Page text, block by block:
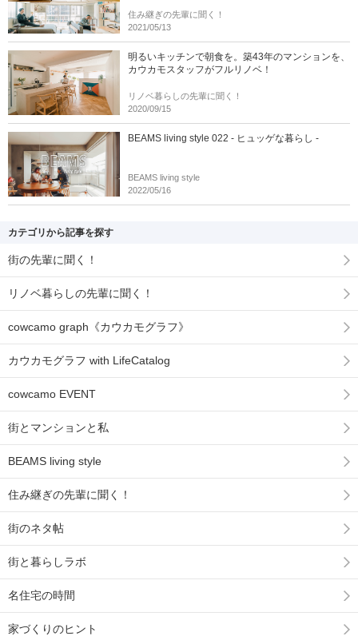
住み継ぎの先輩に聞く！
2021/05/13
明るいキッチンで朝食を。築43年のマンションを、
カウカモスタッフがフルリノベ！
リノベ暮らしの先輩に聞く！
2020/09/15
BEAMS living style 022 - ヒュッゲな暮らし -
BEAMS living style
2022/05/16
カテゴリから記事を探す
街の先輩に聞く！
リノベ暮らしの先輩に聞く！
cowcamo graph《カウカモグラフ》
カウカモグラフ with LifeCatalog
cowcamo EVENT
街とマンションと私
BEAMS living style
住み継ぎの先輩に聞く！
街のネタ帖
街と暮らしラボ
名住宅の時間
家づくりのヒント